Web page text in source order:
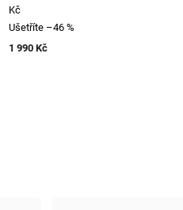
Kč
Ušetříte –46 %
1 990 Kč